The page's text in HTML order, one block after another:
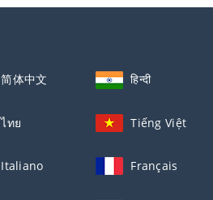
简体中文 हिन्दी
ไทย Tiếng Việt
Italiano Français